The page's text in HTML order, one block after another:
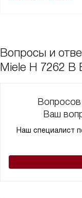
Вопросы и
Miele H 7262 B
Вопросов
Ваш
Наш специалист